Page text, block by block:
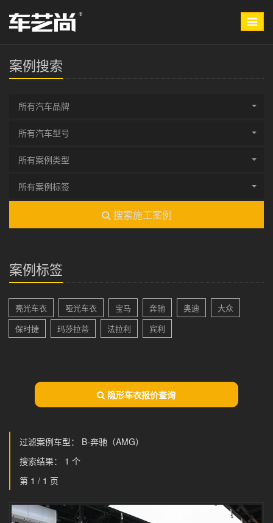
Toggle
案例搜索
所有汽车品牌
所有汽车型号
所有案例类型
所有案例标签
搜索施工案例
案例标签
亮光车衣 哑光车衣 宝马 奔驰 奥迪
大众
保时捷
玛莎拉蒂 法拉利 宾利
隐形车衣报价查询
过滤案例车型： B-奔驰（AMG）
搜索结果： 1 个
第 1 / 1 页